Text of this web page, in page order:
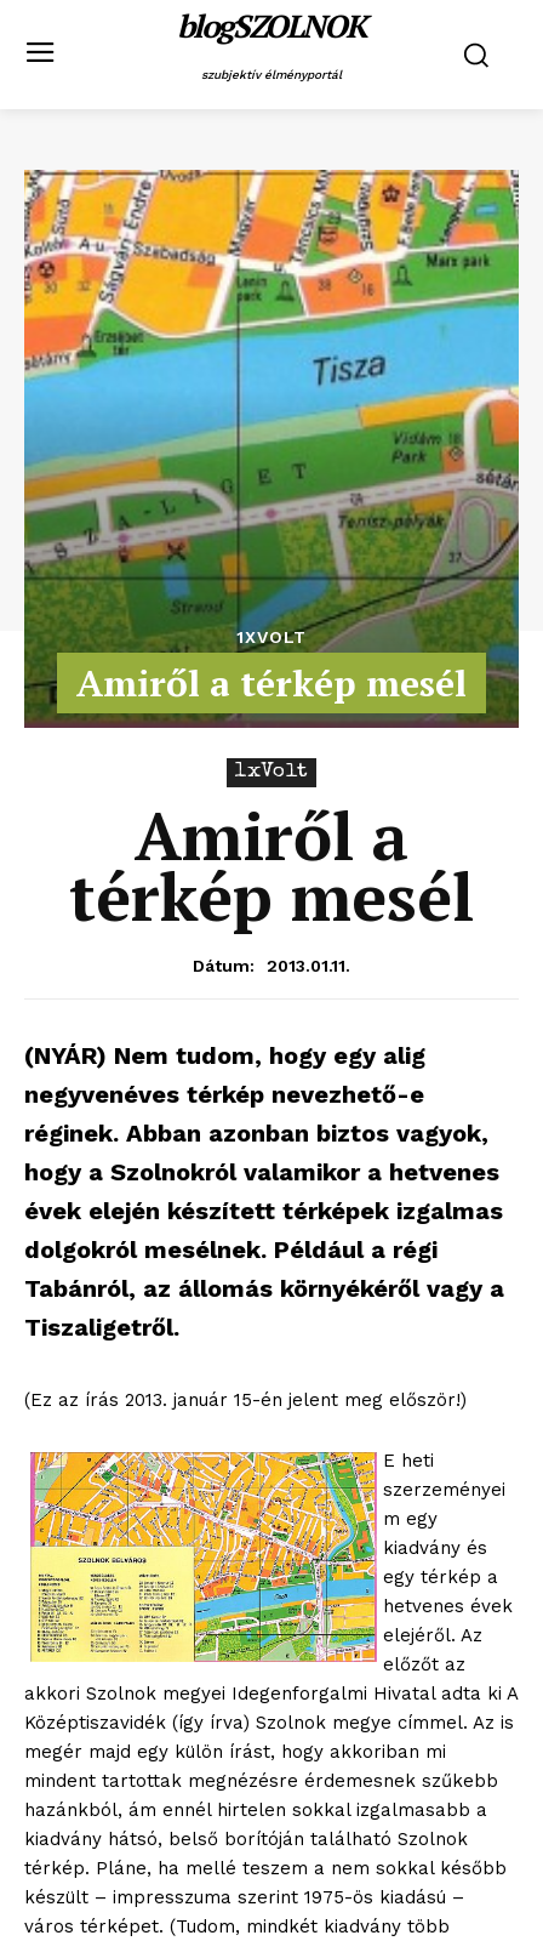
blogSZOLNOK
szubjektív élményportál
1XVOLT
Amiről a térkép mesél
1xVolt
Amiről a
térkép mesél
Dátum: 2013.01.11.
(NYÁR) Nem tudom, hogy egy alig
negyvenéves térkép nevezhető-e
réginek. Abban azonban biztos vagyok,
hogy a Szolnokról valamikor a hetvenes
évek elején készített térképek izgalmas
dolgokról mesélnek. Például a régi
Tabánról, az állomás környékéről vagy a
Tiszaligetről.
(Ez az írás 2013. január 15-én jelent meg először!)
E heti
szerzeményei
m egy
kiadvány és
egy térkép a
hetvenes évek
elejéről. Az
előzőt az
akkori Szolnok megyei Idegenforgalmi Hivatal adta ki A
Középtiszavidék (így írva) Szolnok megye címmel. Az is
megér majd egy külön írást, hogy akkoriban mi
mindent tartottak megnézésre érdemesnek szűkebb
hazánkból, ám ennél hirtelen sokkal izgalmasabb a
kiadvány hátsó, belső borítóján található Szolnok
térkép. Pláne, ha mellé teszem a nem sokkal később
készült – impresszuma szerint 1975-ös kiadású –
város térképet. (Tudom, mindkét kiadvány több